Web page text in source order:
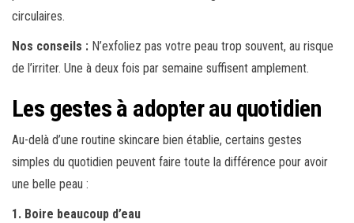
circulaires.
Nos conseils : N’exfoliez pas votre peau trop souvent, au risque
de l’irriter. Une à deux fois par semaine suffisent amplement.
Les gestes à adopter au quotidien
Au-delà d’une routine skincare bien établie, certains gestes
simples du quotidien peuvent faire toute la différence pour avoir
une belle peau :
1. Boire beaucoup d’eau